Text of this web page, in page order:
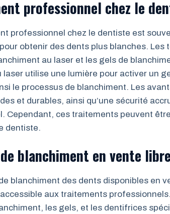
professionnel chez le
professionnel chez le dentiste est
obtenir des dents plus blanches.
au laser et les gels de
laser utilise une lumière pour activer un
le processus de blanchiment. Les
et durables, ainsi qu’une sécurité
Cependant, ces traitements peuvent
dentiste.
blanchiment en vente libre
blanchiment des dents disponibles en
aux traitements
les gels, et les dentifrices